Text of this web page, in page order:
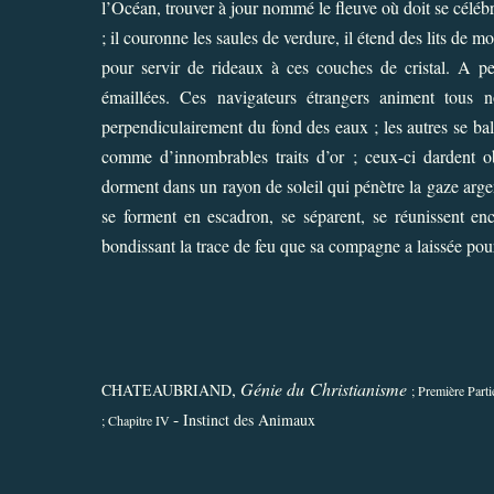
l’Océan, trouver à jour nommé le fleuve où doit se
; il couronne les saules de verdure, il étend des lits de
pour servir de rideaux à ces couches de cristal. A
émaillées. Ces navigateurs étrangers animent
perpendiculairement du fond des eaux ; les autres se
comme d’innombrables traits d’or ; ceux-ci dardent
dorment dans un rayon de soleil qui pénètre la gaze
se forment en escadron, se séparent, se réunissent
bondissant la trace de feu que sa compagne a laissée
CHATEAUBRIAND,Génie du Christianisme ; Première
;Chapitre IV- Instinct des Animaux